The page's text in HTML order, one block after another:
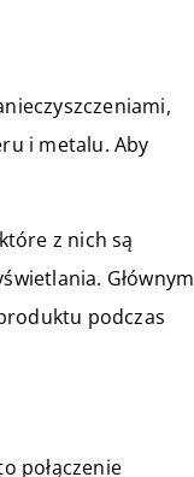
i metalu. Aby
z nich są
Głównym
podczas
połączenie